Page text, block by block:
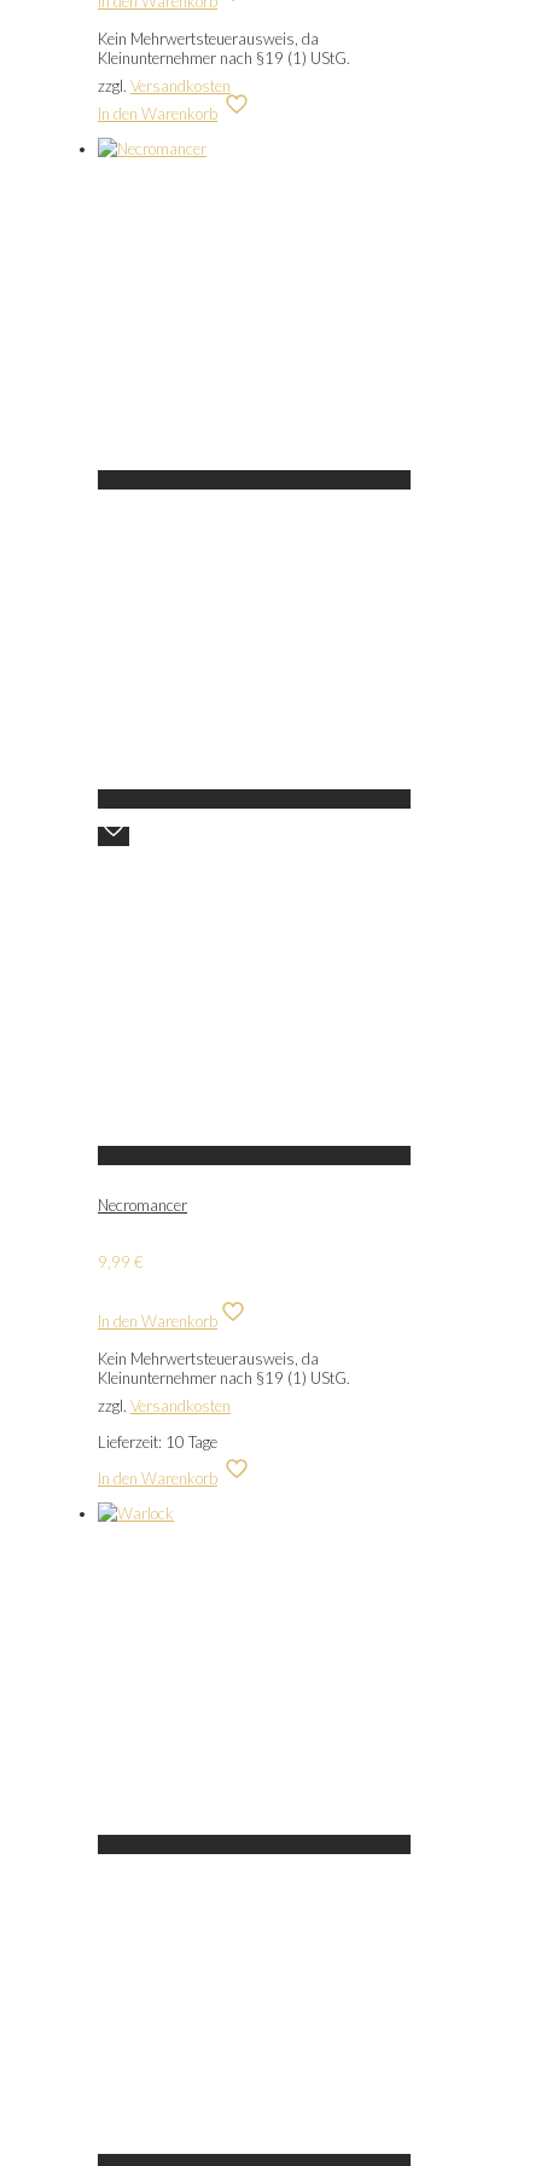
Kein Mehrwertsteuerausweis, da
Kleinunternehmer nach §19 (1) UStG.
zzgl. Versandkosten
In den Warenkorb
Necromancer
9,99 €
In den Warenkorb
Kein Mehrwertsteuerausweis, da
Kleinunternehmer nach §19 (1) UStG.
zzgl. Versandkosten
Lieferzeit: 10 Tage
In den Warenkorb